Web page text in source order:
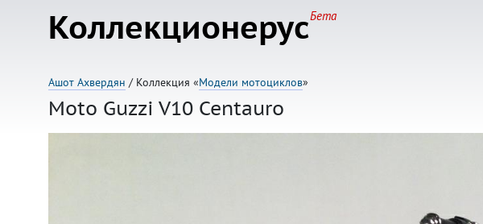
КоллекционерусБета
Ашот Ахвердян / Коллекция «Модели мотоциклов»
Moto Guzzi V10 Centauro